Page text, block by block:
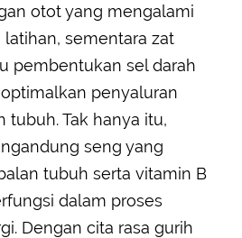
otot yang mengalami
sementara zat
pembentukan sel darah
penyaluran
tubuh. Tak hanya itu,
seng yang
tubuh serta vitamin B
dalam proses
Dengan cita rasa gurih